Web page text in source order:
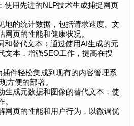
使用先进的NLP技术生成捕捉网页
地的统计数据，包括请求速度、文
页的性能和健康状况。
和替代文本：通过使用AI生成的元
文本，增强SEO工作，提高在搜
件轻松集成到现有的内容管理系
方便的部署。
生成元数据和图像的替代文本，使
网页的性能和用户行为，以微调优